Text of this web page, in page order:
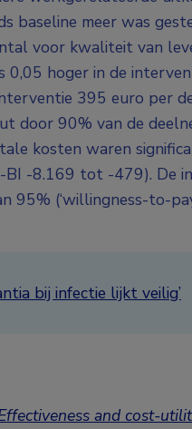
baseline meer was
voor kwaliteit van
0,05 hoger in de
395 euro per
door 90% van de
kosten waren
-8.169 tot -479). De
95% (‘willingness-to-
bij infectie lijkt veilig’
and cost-